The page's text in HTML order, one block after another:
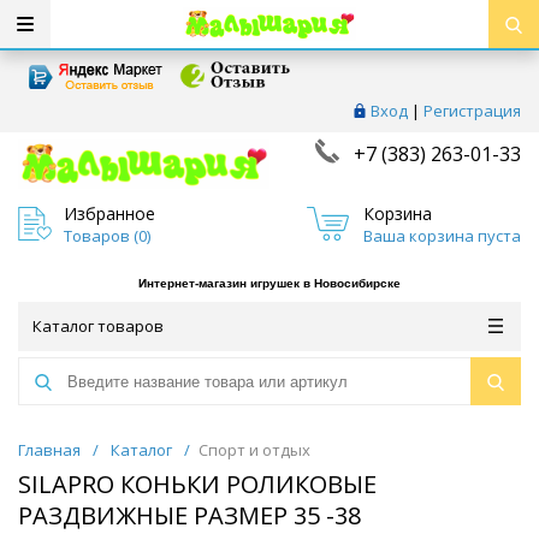
Вход | Регистрация
+7 (383) 263-01-33
Избранное
Товаров (0)
Корзина
Ваша корзина пуста
Интернет-магазин игрушек в Новосибирске
Каталог товаров
Главная / Каталог / Спорт и отдых
SILAPRO КОНЬКИ РОЛИКОВЫЕ
РАЗДВИЖНЫЕ РАЗМЕР 35 -38